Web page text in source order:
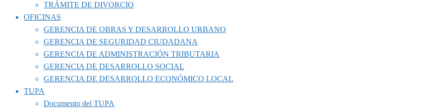
TRÁMITE DE DIVORCIO
OFICINAS
GERENCIA DE OBRAS Y DESARROLLO URBANO
GERENCIA DE SEGURIDAD CIUDADANA
GERENCIA DE ADMINISTRACIÓN TRIBUTARIA
GERENCIA DE DESARROLLO SOCIAL
GERENCIA DE DESARROLLO ECONÓMICO LOCAL
TUPA
Documento del TUPA